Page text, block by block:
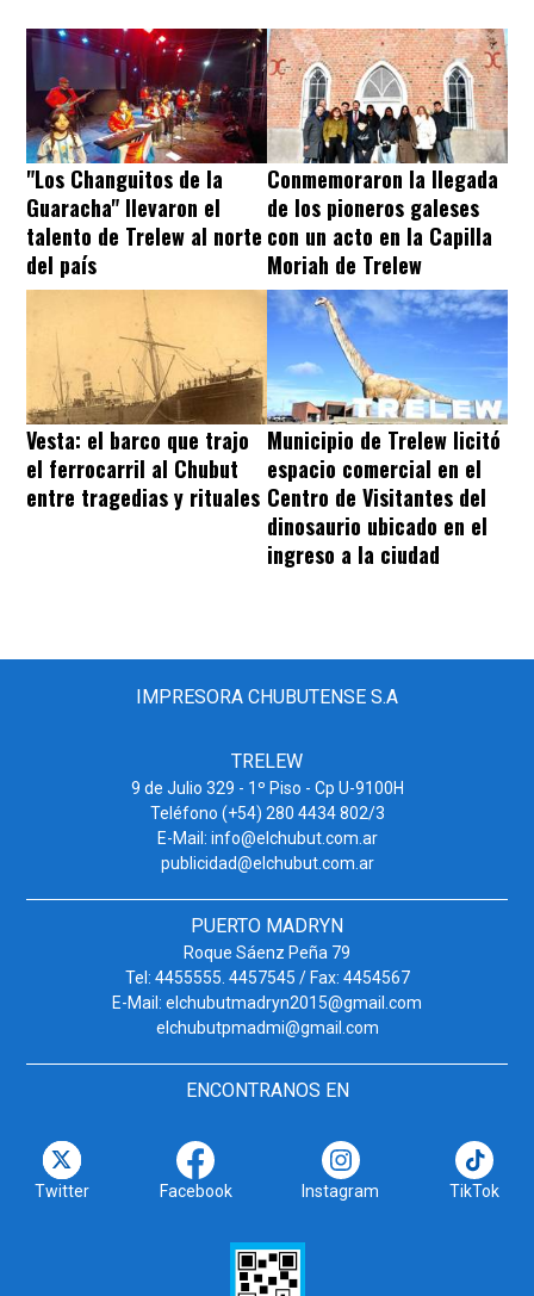
"Los Changuitos de la
Guaracha" llevaron el
talento de Trelew al norte
del país
Conmemoraron la llegada
de los pioneros galeses
con un acto en la Capilla
Moriah de Trelew
Vesta: el barco que trajo
el ferrocarril al Chubut
entre tragedias y rituales
Municipio de Trelew licitó
espacio comercial en el
Centro de Visitantes del
dinosaurio ubicado en el
ingreso a la ciudad
IMPRESORA CHUBUTENSE S.A
TRELEW
9 de Julio 329 - 1º Piso - Cp U-9100H
Teléfono (+54) 280 4434 802/3
E-Mail: info@elchubut.com.ar
publicidad@elchubut.com.ar
PUERTO MADRYN
Roque Sáenz Peña 79
Tel: 4455555. 4457545 / Fax: 4454567
E-Mail: elchubutmadryn2015@gmail.com
elchubutpmadmi@gmail.com
ENCONTRANOS EN
Twitter Facebook Instagram TikTok